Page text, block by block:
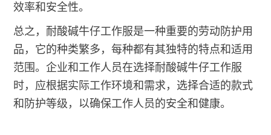
效率和安全性。
总之，耐酸碱牛仔工作服是一种重要的劳动防护用
品，它的种类繁多，每种都有其独特的特点和适用
范围。企业和工作人员在选择耐酸碱牛仔工作服
时，应根据实际工作环境和需求，选择合适的款式
和防护等级，以确保工作人员的安全和健康。